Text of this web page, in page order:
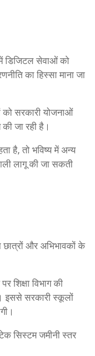
में डिजिटल सेवाओं को
का हिस्सा माना जा
सरकारी योजनाओं
जा रही है।
है, तो भविष्य में अन्य
लागू की जा सकती
छात्रों और अभिभावकों के
शिक्षा विभाग की
इससे सरकारी स्कूलों
सिस्टम जमीनी स्तर